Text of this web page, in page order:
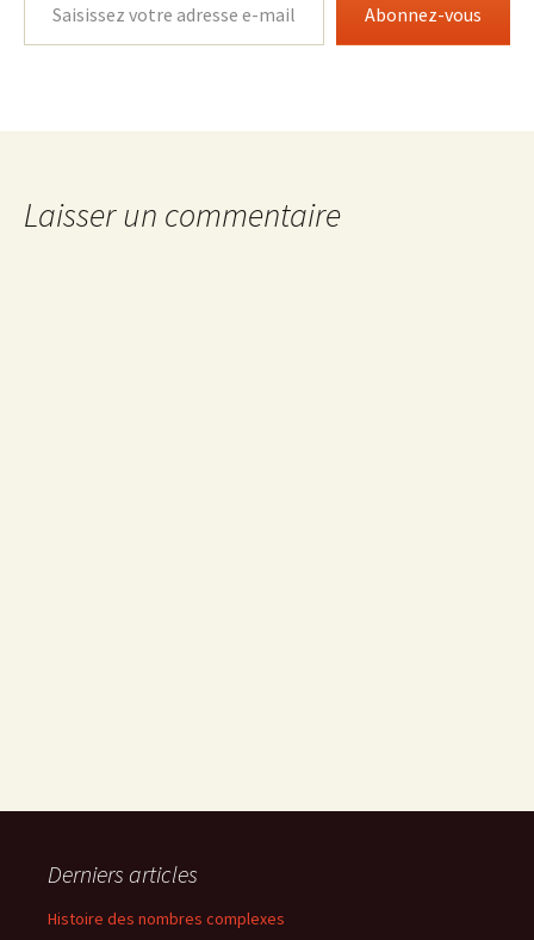
Abonnez-vous
Laisser un commentaire
Derniers articles
Histoire des nombres complexes